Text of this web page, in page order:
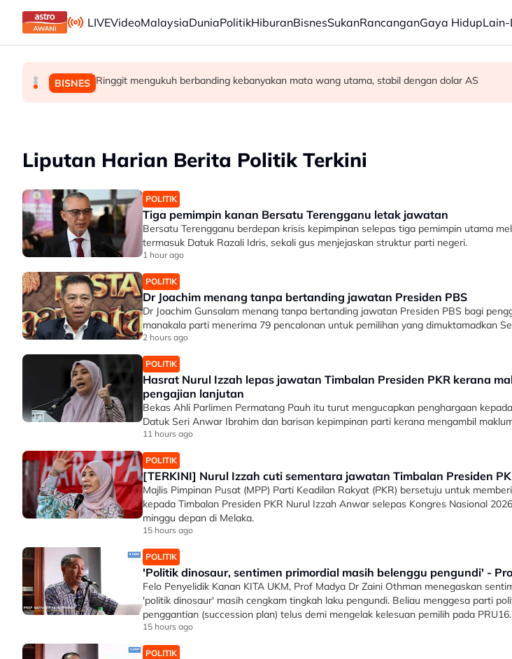
Skip to main content
LIVEVideoMalaysiaDuniaPolitikHiburanBisnesSukanRancanganGaya Hidup
MALAYSIA Bekas Ketua Hakim Negara Tun Mohamed Eusoff Chin meninggal dunia pada usia 91
MALAYSIA Kes Ismail Sabri: Pendakwaan ditangguh ke 27 Ogos susulan masalah kesihatan
BISNES Ringgit mengukuh berbanding kebanyakan mata wang utama, stabil dengan dolar AS
Liputan Harian Berita Politik Terkini
POLITIK
Tiga pemimpin kanan Bersatu Terengganu letak jawatan
Bersatu Terengganu berdepan krisis kepimpinan selepas tiga pemimpin utama
termasuk Datuk Razali Idris, sekali gus menjejaskan struktur parti negeri.
1 hour ago
POLITIK
Dr Joachim menang tanpa bertanding jawatan Presiden PBS
Dr Joachim Gunsalam menang tanpa bertanding jawatan Presiden PBS bagi
manakala parti menerima 79 pencalonan untuk pemilihan yang dimuktamadkan
2 hours ago
POLITIK
Hasrat Nurul Izzah lepas jawatan Timbalan Presiden PKR kerana
pengajian lanjutan
Bekas Ahli Parlimen Permatang Pauh itu turut mengucapkan penghargaan
Datuk Seri Anwar Ibrahim dan barisan kepimpinan parti kerana mengambil
11 hours ago
POLITIK
[TERKINI] Nurul Izzah cuti sementara jawatan Timbalan Presiden
Majlis Pimpinan Pusat (MPP) Parti Keadilan Rakyat (PKR) bersetuju untuk
kepada Timbalan Presiden PKR Nurul Izzah Anwar selepas Kongres Nasional
minggu depan di Melaka.
15 hours ago
POLITIK
'Politik dinosaur, sentimen primordial masih belenggu pengundi' -
Felo Penyelidik Kanan KITA UKM, Prof Madya Dr Zaini Othman menegaskan
'politik dinosaur' masih cengkam tingkah laku pengundi. Beliau menggesa parti
penggantian (succession plan) telus demi mengelak kelesuan pemilih pada PRU16.
15 hours ago
POLITIK